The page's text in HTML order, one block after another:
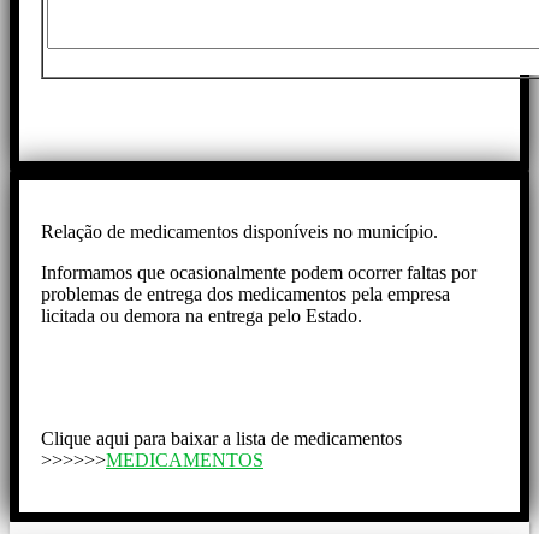
Relação de medicamentos disponíveis no município.
Informamos que ocasionalmente podem ocorrer faltas por
problemas de entrega dos medicamentos pela empresa
licitada ou demora na entrega pelo Estado.
Clique aqui para baixar a lista de medicamentos
>>>>>>MEDICAMENTOS